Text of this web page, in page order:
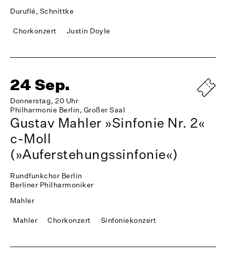
Duruflé, Schnittke
Chorkonzert Justin Doyle
24 Sep.
Donnerstag, 20 Uhr
Philharmonie Berlin, Großer Saal
Gustav Mahler »Sinfonie Nr. 2«
c-Moll
(»Auferstehungssinfonie«)
Rundfunkchor Berlin
Berliner Philharmoniker
Mahler
Mahler Chorkonzert Sinfoniekonzert